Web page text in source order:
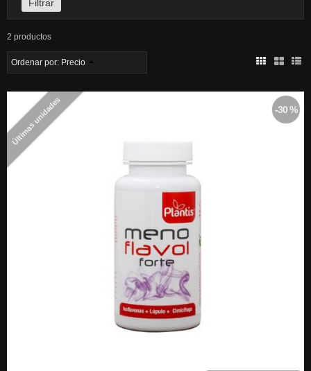
2 productos
Ordenar por: Precio
Últimas unidades -30 %